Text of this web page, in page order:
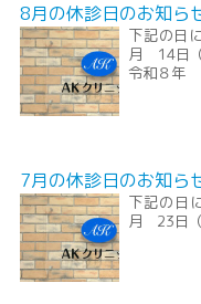
8月の休診日のお知ら
下記の日
月 14日
令和８年
7月の休診日のお知ら
下記の日
月 23日